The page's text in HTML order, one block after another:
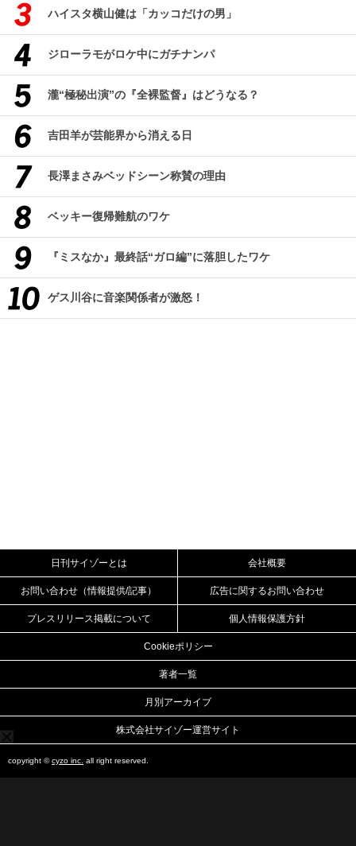
ハイスタ横山健は「カッコだけの男」
ジローラモがロケ中にガチナンパ
瀧“極秘出演”の『全裸監督』はどうなる？
吉田羊が芸能界から消える日
長澤まさみベッドシーン称賛の理由
ベッキー復帰難航のワケ
『ミスなか』最終話“ガロ編”に落胆したワケ
ゲス川谷に音楽関係者が激怒！
日刊サイゾーとは 会社概要
お問い合わせ（情報提供/記事） 広告に関するお問い合わせ
プレスリリース掲載について 個人情報保護方針
Cookieポリシー
著者一覧
月別アーカイブ
株式会社サイゾー運営サイト
copyright ©cyzo inc. all right reserved.